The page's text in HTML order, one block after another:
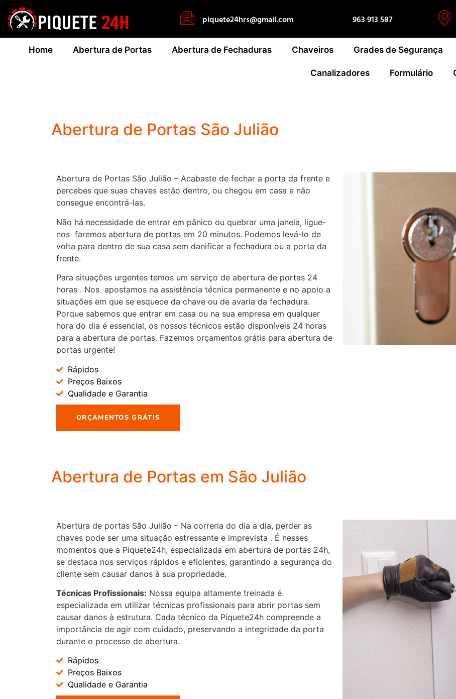
piquete24hrs@gmail.com 963 913 587
Home Abertura de Portas Abertura de Fechaduras Chaveiros Grades de Segurança
Canalizadores Formulário
Abertura de Portas São Julião
Abertura de Portas São Julião – Acabaste de fechar a porta da frente e
percebes que suas chaves estão dentro, ou chegou em casa e não
consegue encontrá-las.
Não há necessidade de entrar em pânico ou quebrar uma janela, ligue-
nos faremos abertura de portas em 20 minutos. Podemos levá-lo de
volta para dentro de sua casa sem danificar a fechadura ou a porta da
frente.
Para situações urgentes temos um serviço de abertura de portas 24
horas . Nos apostamos na assistência técnica permanente e no apoio a
situações em que se esquece da chave ou de avaria da fechadura.
Porque sabemos que entrar em casa ou na sua empresa em qualquer
hora do dia é essencial, os nossos técnicos estão disponíveis 24 horas
para a abertura de portas. Fazemos orçamentos grátis para abertura de
portas urgente!
Rápidos
Preços Baixos
Qualidade e Garantia
ORÇAMENTOS GRÁTIS
Abertura de Portas em São Julião
Abertura de portas São Julião – Na correria do dia a dia, perder as
chaves pode ser uma situação estressante e imprevista . É nesses
momentos que a Piquete24h, especializada em abertura de portas 24h,
se destaca nos serviços rápidos e eficientes, garantindo a segurança do
cliente sem causar danos à sua propriedade.
Técnicas Profissionais: Nossa equipa altamente treinada é
especializada em utilizar técnicas profissionais para abrir portas sem
causar danos à estrutura. Cada técnico da Piquete24h compreende a
importância de agir com cuidado, preservando a integridade da porta
durante o processo de abertura.
Rápidos
Preços Baixos
Qualidade e Garantia